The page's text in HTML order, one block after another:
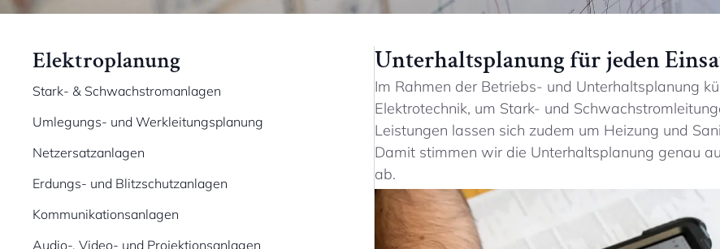
Elektroplanung
Stark- & Schwachstromanlagen
Umlegungs- und Werkleitungsplanung
Netzersatzanlagen
Erdungs- und Blitzschutzanlagen
Kommunikationsanlagen
Audio-, Video- und Projektionsanlagen
Unterhaltsplanung für jeden
Im Rahmen der Betriebs- und Unterhaltsplanung
Elektrotechnik, um Stark- und
Leistungen lassen sich zudem um Heizung und
Damit stimmen wir die Unterhaltsplanung genau
ab.